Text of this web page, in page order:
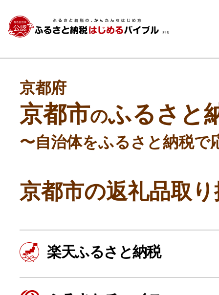
京都府
京都市のふるさと
〜自治体をふるさと納税で
京都市の返礼品取
楽天ふるさと納税